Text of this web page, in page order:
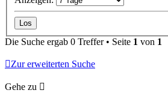
Die Suche ergab 0 Treffer • Seite 1 von 1
Zur erweiterten Suche
Gehe zu